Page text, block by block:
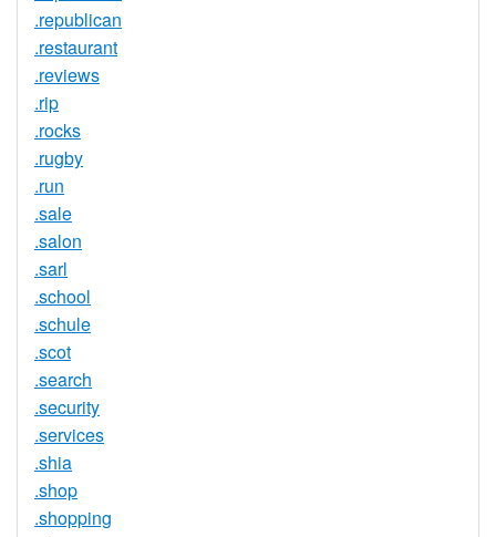
.republican
.restaurant
.reviews
.rip
.rocks
.rugby
.run
.sale
.salon
.sarl
.school
.schule
.scot
.search
.security
.services
.shia
.shop
.shopping